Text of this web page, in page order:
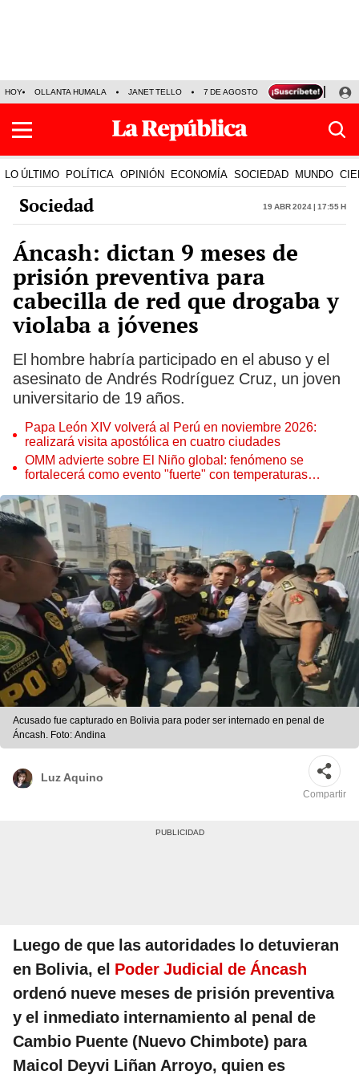
HOY OLLANTA HUMALA JANET TELLO 7 DE AGOSTO TINKA RESULTADOS
LO ÚLTIMO POLÍTICA OPINIÓN ECONOMÍA SOCIEDAD MUNDO
Sociedad 19 Abr 2024 | 17:55 h
Áncash: dictan 9 meses de
prisión preventiva para
cabecilla de red que drogaba y
violaba a jóvenes
El hombre habría participado en el abuso y el
asesinato de Andrés Rodríguez Cruz, un joven
universitario de 19 años.
Papa León XIV volverá al Perú en noviembre 2026:
realizará visita apostólica en cuatro ciudades
OMM advierte sobre El Niño global: fenómeno se
fortalecerá como evento "fuerte" con temperaturas
Acusado fue capturado en Bolivia para poder ser internado en penal de
Áncash. Foto: Andina
Luz Aquino
Compartir
Luego de que las autoridades lo detuvieran
en Bolivia, el Poder Judicial de Áncash
ordenó nueve meses de prisión preventiva
y el inmediato internamiento al penal de
Cambio Puente (Nuevo Chimbote) para
Maicol Deyvi Liñan Arroyo, quien es